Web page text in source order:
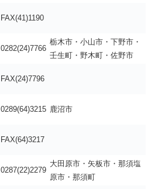
FAX(41)1190
0282(24)7766
栃木市・小山市・下野市・
壬生町・野木町・佐野市
FAX(24)7796
0289(64)3215 鹿沼市
FAX(64)3217
0287(22)2279
大田原市・矢板市・那須塩
原市・那須町